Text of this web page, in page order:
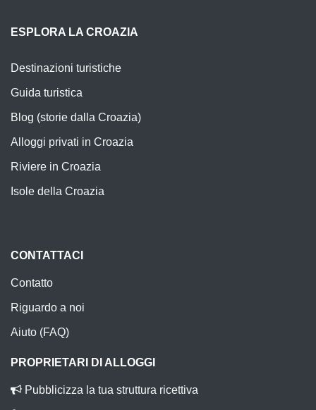
ESPLORA LA CROAZIA
Destinazioni turistiche
Guida turistica
Blog (storie dalla Croazia)
Alloggi privati in Croazia
Riviere in Croazia
Isole della Croazia
CONTATTACI
Contatto
Riguardo a noi
Aiuto (FAQ)
PROPRIETARI DI ALLOGGI
Pubblicizza la tua struttura ricettiva